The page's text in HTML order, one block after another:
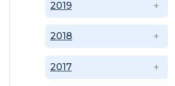
2017
2018
2019